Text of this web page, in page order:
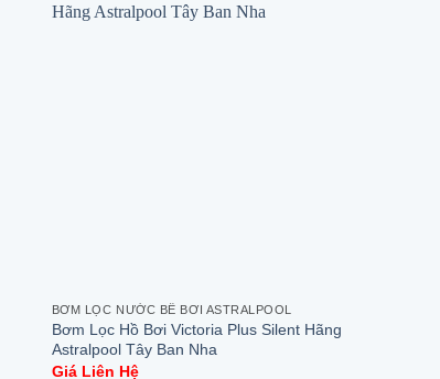
BƠM LỌC NƯỚC BỂ BƠI ASTRALPOOL
Bơm Lọc Hồ Bơi Victoria Plus Silent Hãng
Astralpool Tây Ban Nha
Giá Liên Hệ